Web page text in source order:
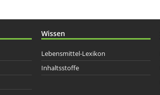
Wissen
Lebensmittel-Lexikon
Inhaltsstoffe